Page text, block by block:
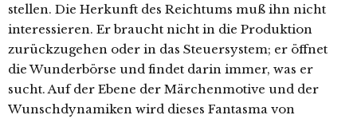
stellen. Die Herkunft des Reichtums muß ihn nicht
interessieren. Er braucht nicht in die Produktion
zurückzugehen oder in das Steuersystem; er öffnet
die Wunderbörse und findet darin immer, was er
sucht. Auf der Ebene der Märchenmotive und der
Wunschdynamiken wird dieses Fantasma von